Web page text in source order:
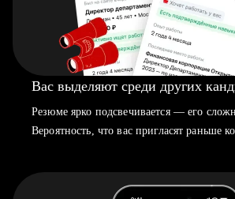
Вас выделяют среди других
Резюме ярко подсвечивается — его
Вероятность, что вас пригласят раньше